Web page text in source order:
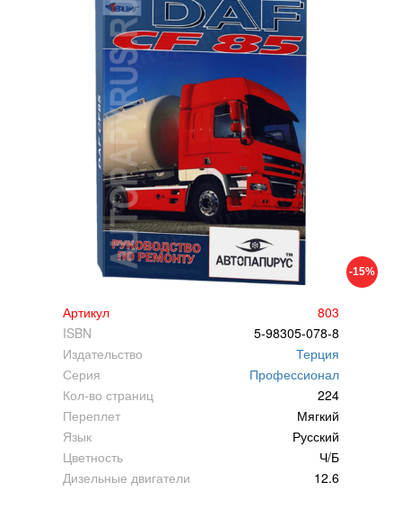
-15%
Артикул
803
ISBN
5-98305-078-8
Издательство
Терция
Серия
Профессионал
Кол-во страниц
224
Переплет
Мягкий
Язык
Русский
Цветность
Ч/Б
Дизельные двигатели
12.6